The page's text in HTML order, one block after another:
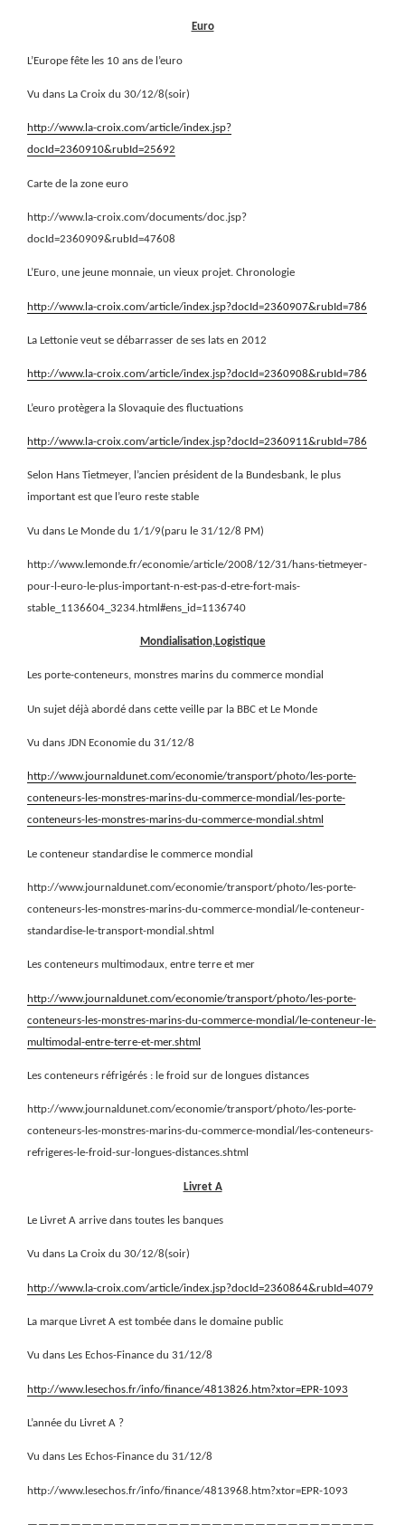
Euro
L’Europe fête les 10 ans de l’euro
Vu dans La Croix du 30/12/8(soir)
http://www.la-croix.com/article/index.jsp?
docId=2360910&rubId=25692
Carte de la zone euro
http://www.la-croix.com/documents/doc.jsp?
docId=2360909&rubId=47608
L’Euro, une jeune monnaie, un vieux projet. Chronologie
http://www.la-croix.com/article/index.jsp?docId=2360907&rubId=786
La Lettonie veut se débarrasser de ses lats en 2012
http://www.la-croix.com/article/index.jsp?docId=2360908&rubId=786
L’euro protègera la Slovaquie des fluctuations
http://www.la-croix.com/article/index.jsp?docId=2360911&rubId=786
Selon Hans Tietmeyer, l’ancien président de la Bundesbank, le plus
important est que l’euro reste stable
Vu dans Le Monde du 1/1/9(paru le 31/12/8 PM)
http://www.lemonde.fr/economie/article/2008/12/31/hans-tietmeyer-
pour-l-euro-le-plus-important-n-est-pas-d-etre-fort-mais-
stable_1136604_3234.html#ens_id=1136740
Mondialisation,Logistique
Les porte-conteneurs, monstres marins du commerce mondial
Un sujet déjà abordé dans cette veille par la BBC et Le Monde
Vu dans JDN Economie du 31/12/8
http://www.journaldunet.com/economie/transport/photo/les-porte-
conteneurs-les-monstres-marins-du-commerce-mondial/les-porte-
conteneurs-les-monstres-marins-du-commerce-mondial.shtml
Le conteneur standardise le commerce mondial
http://www.journaldunet.com/economie/transport/photo/les-porte-
conteneurs-les-monstres-marins-du-commerce-mondial/le-conteneur-
standardise-le-transport-mondial.shtml
Les conteneurs multimodaux, entre terre et mer
http://www.journaldunet.com/economie/transport/photo/les-porte-
conteneurs-les-monstres-marins-du-commerce-mondial/le-conteneur-le-
multimodal-entre-terre-et-mer.shtml
Les conteneurs réfrigérés : le froid sur de longues distances
http://www.journaldunet.com/economie/transport/photo/les-porte-
conteneurs-les-monstres-marins-du-commerce-mondial/les-conteneurs-
refrigeres-le-froid-sur-longues-distances.shtml
Livret A
Le Livret A arrive dans toutes les banques
Vu dans La Croix du 30/12/8(soir)
http://www.la-croix.com/article/index.jsp?docId=2360864&rubId=4079
La marque Livret A est tombée dans le domaine public
Vu dans Les Echos-Finance du 31/12/8
http://www.lesechos.fr/info/finance/4813826.htm?xtor=EPR-1093
L’année du Livret A ?
Vu dans Les Echos-Finance du 31/12/8
http://www.lesechos.fr/info/finance/4813968.htm?xtor=EPR-1093
————————————————————————————————